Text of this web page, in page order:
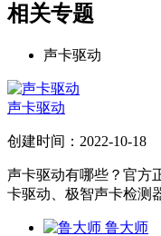
相关专题
声卡驱动
声卡驱动
创建时间：2022-10-18
声卡驱动有哪些？官方
卡驱动、极智声卡检测
鲁大师